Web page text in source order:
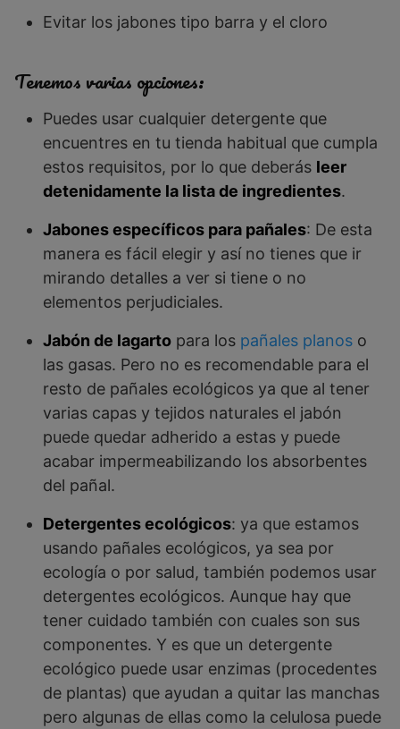
Evitar los jabones tipo barra y el cloro
Tenemos varias opciones:
Puedes usar cualquier detergente que
encuentres en tu tienda habitual que cumpla
estos requisitos, por lo que deberás leer
detenidamente la lista de ingredientes.
Jabones específicos para pañales: De esta
manera es fácil elegir y así no tienes que ir
mirando detalles a ver si tiene o no
elementos perjudiciales.
Jabón de lagarto para los pañales planos o
las gasas. Pero no es recomendable para el
resto de pañales ecológicos ya que al tener
varias capas y tejidos naturales el jabón
puede quedar adherido a estas y puede
acabar impermeabilizando los absorbentes
del pañal.
Detergentes ecológicos: ya que estamos
usando pañales ecológicos, ya sea por
ecología o por salud, también podemos usar
detergentes ecológicos. Aunque hay que
tener cuidado también con cuales son sus
componentes. Y es que un detergente
ecológico puede usar enzimas (procedentes
de plantas) que ayudan a quitar las manchas
pero algunas de ellas como la celulosa puede